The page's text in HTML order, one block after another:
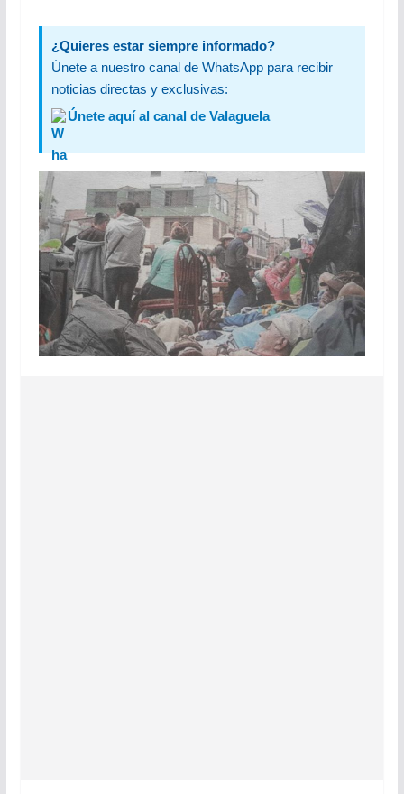
¿Quieres estar siempre informado?
Únete a nuestro canal de WhatsApp para recibir
noticias directas y exclusivas:
Únete aquí al canal de Valaguela